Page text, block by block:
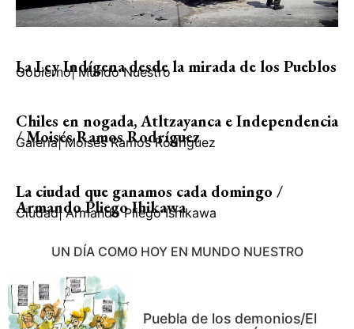
La Ley Indígena desde la mirada de los Pueblos
Gobierno| Mundo Nuestro
Chiles en nogada, Atltzayanca e Independencia
/ Moisés Ramos Rodríguez
Galería| Moisés Ramos Rodríguez
La ciudad que ganamos cada domingo /
Armando Pliego Ihikawa
Ciudad| Armando Pliego Ishikawa
UN DÍA COMO HOY EN MUNDO NUESTRO
Puebla de los demonios/El